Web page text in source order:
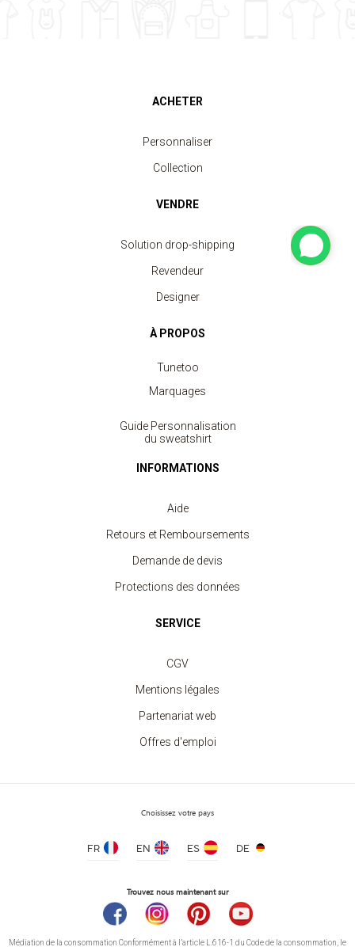
Sweat Col Rond Unisexe
ACHETER
Personnaliser
Collection
VENDRE
Solution drop-shipping
Revendeur
Designer
À PROPOS
Tunetoo
Marquages
Guide Personnalisation
du sweatshirt
INFORMATIONS
Aide
Retours et Remboursements
Demande de devis
Protections des données
SERVICE
CGV
Mentions légales
Partenariat web
Offres d'emploi
Choisissez votre pays
FR EN ES DE
Trouvez nous maintenant sur
Médiation de la consommation Conformément à l’article L.616-1 du Code de la consommation, le